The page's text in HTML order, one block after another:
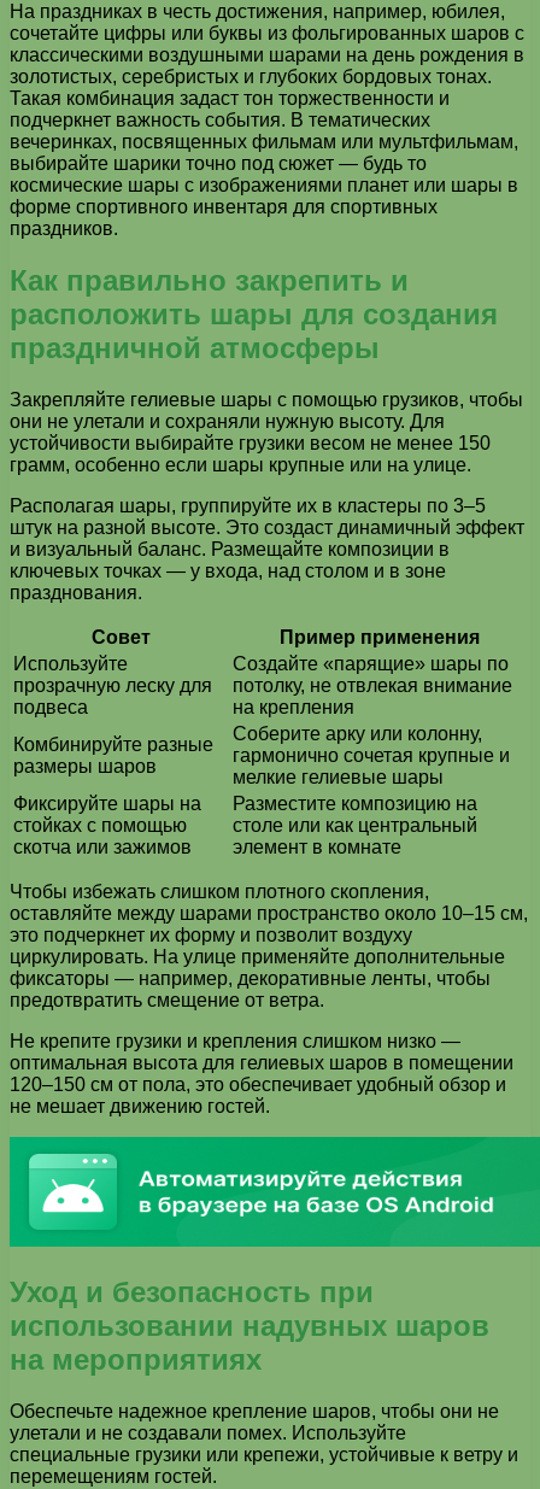
На праздниках в честь достижения, например, юбилея,
сочетайте цифры или буквы из фольгированных шаров с
классическими воздушными шарами на день рождения в
золотистых, серебристых и глубоких бордовых тонах.
Такая комбинация задаст тон торжественности и
подчеркнет важность события. В тематических
вечеринках, посвященных фильмам или мультфильмам,
выбирайте шарики точно под сюжет — будь то
космические шары с изображениями планет или шары в
форме спортивного инвентаря для спортивных
праздников.
Как правильно закрепить и
расположить шары для создания
праздничной атмосферы
Закрепляйте гелиевые шары с помощью грузиков, чтобы
они не улетали и сохраняли нужную высоту. Для
устойчивости выбирайте грузики весом не менее 150
грамм, особенно если шары крупные или на улице.
Располагая шары, группируйте их в кластеры по 3–5
штук на разной высоте. Это создаст динамичный эффект
и визуальный баланс. Размещайте композиции в
ключевых точках — у входа, над столом и в зоне
празднования.
Совет
Пример применения
Используйте
прозрачную леску для
подвеса
Создайте «парящие» шары по
потолку, не отвлекая внимание
на крепления
Комбинируйте разные
размеры шаров
Соберите арку или колонну,
гармонично сочетая крупные и
мелкие гелиевые шары
Фиксируйте шары на
стойках с помощью
скотча или зажимов
Разместите композицию на
столе или как центральный
элемент в комнате
Чтобы избежать слишком плотного скопления,
оставляйте между шарами пространство около 10–15 см,
это подчеркнет их форму и позволит воздуху
циркулировать. На улице применяйте дополнительные
фиксаторы — например, декоративные ленты, чтобы
предотвратить смещение от ветра.
Не крепите грузики и крепления слишком низко —
оптимальная высота для гелиевых шаров в помещении
120–150 см от пола, это обеспечивает удобный обзор и
не мешает движению гостей.
Уход и безопасность при
использовании надувных шаров
на мероприятиях
Обеспечьте надежное крепление шаров, чтобы они не
улетали и не создавали помех. Используйте
специальные грузики или крепежи, устойчивые к ветру и
перемещениям гостей.